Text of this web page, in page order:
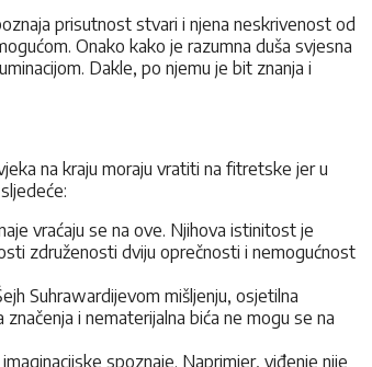
prisutnost stvari i njena neskrivenost od
Onako kako je razumna duša svjesna
Dakle, po njemu je bit znanja i
na kraju moraju vratiti na fitretske jer u
vraćaju se na ove. Njihova istinitost je
združenosti dviju oprečnosti i nemogućnost
Suhrawardijevom mišljenju, osjetilna
i nematerijalna bića ne mogu se na
spoznaje. Naprimjer, viđenje nije